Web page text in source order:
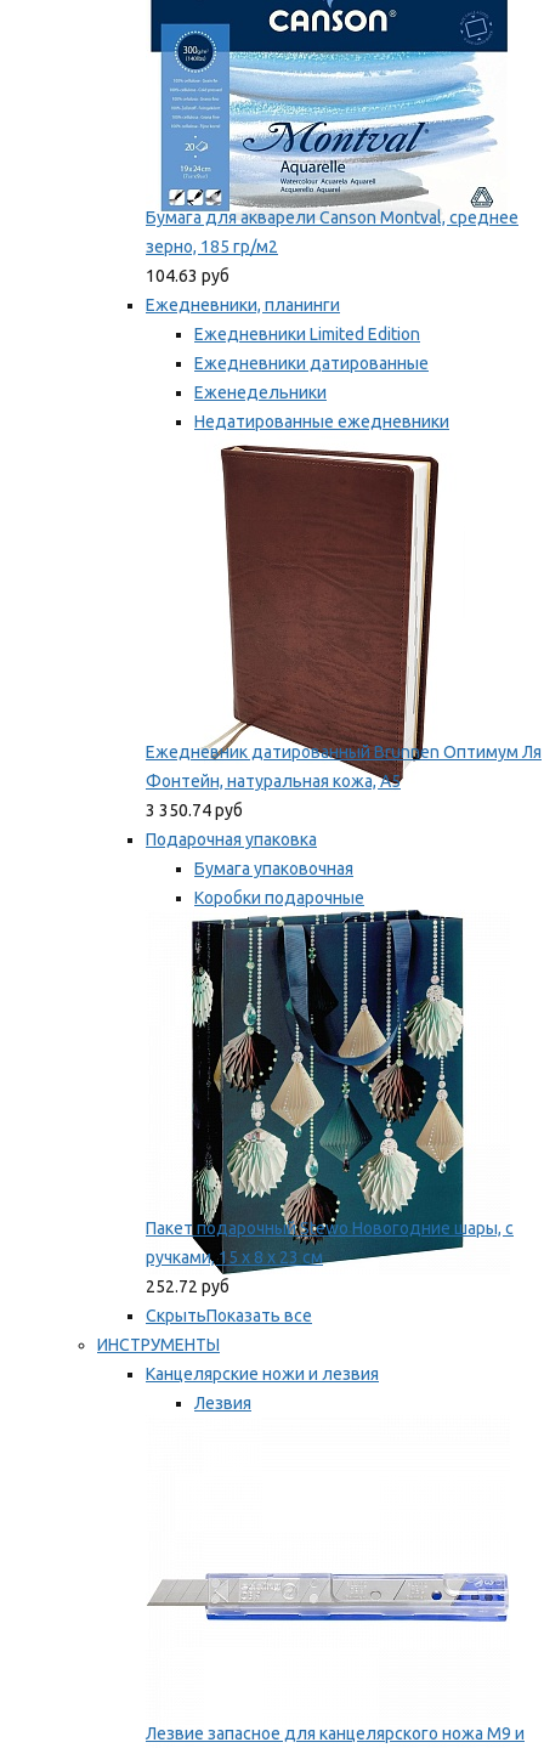
Бумага для акварели Canson Montval, среднее
зерно, 185 гр/м2
104.63 руб
Ежедневники, планинги
Ежедневники Limited Edition
Ежедневники датированные
Еженедельники
Недатированные ежедневники
Планинги
Мы рекомендуем
Ежедневник датированный Brunnen Оптимум Ля
Фонтейн, натуральная кожа, А5
3 350.74 руб
Подарочная упаковка
Бумага упаковочная
Коробки подарочные
Ленты, бобины
Мы рекомендуем
Пакет подарочный Stewo Новогодние шары, с
ручками, 15 х 8 х 23 см
252.72 руб
СкрытьПоказать все
ИНСТРУМЕНТЫ
Канцелярские ножи и лезвия
Лезвия
Лезвие запасное для канцелярского ножа M9 и